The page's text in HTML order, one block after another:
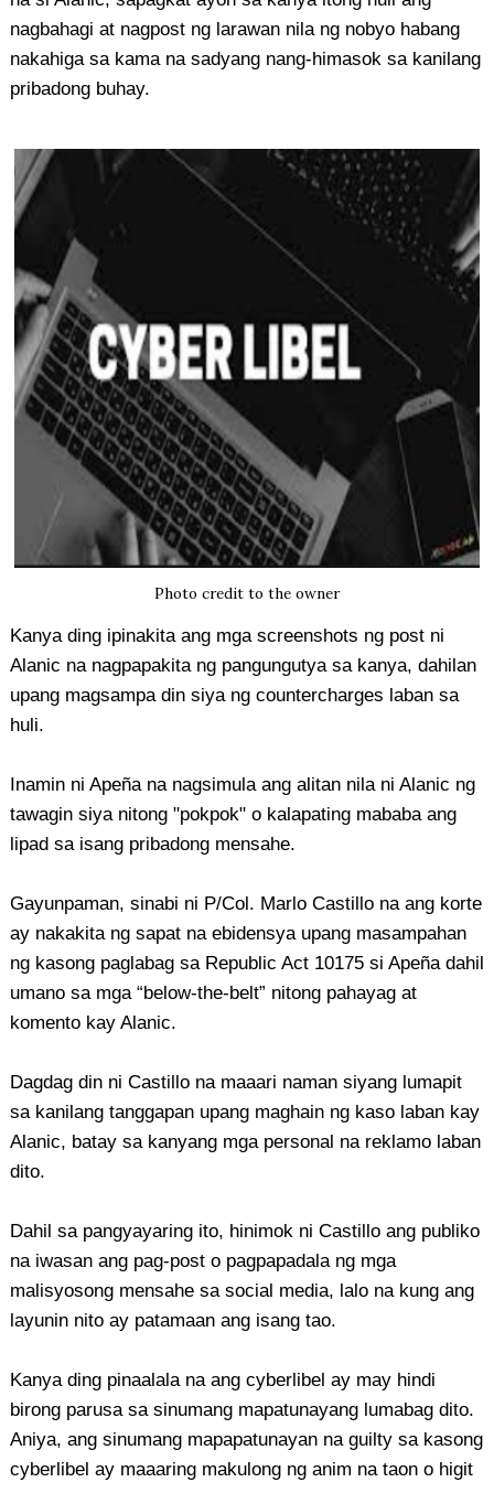
nagbahagi at nagpost ng larawan nila ng nobyo habang
nakahiga sa kama na sadyang nang-himasok sa kanilang
pribadong buhay.
Photo credit to the owner
Kanya ding ipinakita ang mga screenshots ng post ni
Alanic na nagpapakita ng pangungutya sa kanya, dahilan
upang magsampa din siya ng countercharges laban sa
huli.
Inamin ni Apeña na nagsimula ang alitan nila ni Alanic ng
tawagin siya nitong "pokpok" o kalapating mababa ang
lipad sa isang pribadong mensahe.
Gayunpaman, sinabi ni P/Col. Marlo Castillo na ang korte
ay nakakita ng sapat na ebidensya upang masampahan
ng kasong paglabag sa Republic Act 10175 si Apeña dahil
umano sa mga “below-the-belt” nitong pahayag at
komento kay Alanic.
Dagdag din ni Castillo na maaari naman siyang lumapit
sa kanilang tanggapan upang maghain ng kaso laban kay
Alanic, batay sa kanyang mga personal na reklamo laban
dito.
Dahil sa pangyayaring ito, hinimok ni Castillo ang publiko
na iwasan ang pag-post o pagpapadala ng mga
malisyosong mensahe sa social media, lalo na kung ang
layunin nito ay patamaan ang isang tao.
Kanya ding pinaalala na ang cyberlibel ay may hindi
birong parusa sa sinumang mapatunayang lumabag dito.
Aniya, ang sinumang mapapatunayan na guilty sa kasong
cyberlibel ay maaaring makulong ng anim na taon o higit